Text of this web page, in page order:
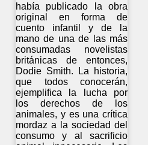
había publicado la obra
original en forma de
cuento infantil y de la
mano de una de las más
consumadas novelistas
británicas de entonces,
Dodie Smith. La historia,
que todos conocerán,
ejemplifica la lucha por
los derechos de los
animales, y es una crítica
mordaz a la sociedad del
consumo y al sacrificio